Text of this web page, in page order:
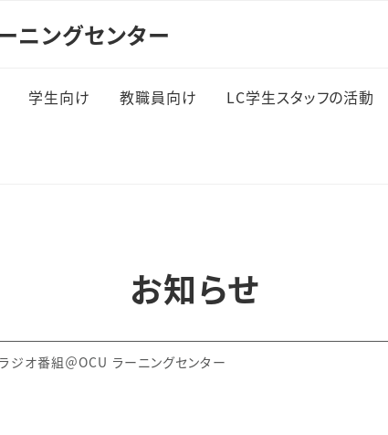
ニングセンター
学生向け
イベント
教職員向け LC学生スタッフの活動
お知らせ
ラジオ番組＠OCU ラーニングセンター